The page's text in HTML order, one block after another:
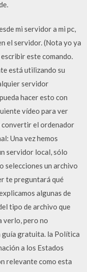
mi servidor a mi pc,
el servidor. (Nota yo ya
este comando.
está utilizando su
servidor
hacer esto con
vídeo para ver
convertir el ordenador
Una vez hemos
servidor local, sólo
selecciones un archivo
te preguntará qué
algunas de
tipo de archivo que
verlo, pero no
guía gratuita. la Política
a los Estados
relevante como esta